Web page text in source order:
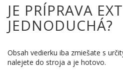
JE PRÍPRAVA
JEDNODUCHÁ?
Obsah vedierku iba zmiešate s
nalejete do stroja a je hotovo.